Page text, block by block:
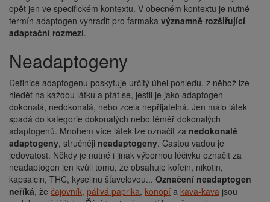
opět jen ve specifickém kontextu. V obecném kontextu je nutné
termín adaptogen vyhradit pro farmaka významně rozšiřující
adaptační rozmezí.
Neadaptogeny
Definice adaptogenu poskytuje určitý úhel pohledu, z něhož lze
hledět na každou látku a ptát se, jestli je jako adaptogen
dokonalá, nedokonalá, nebo zcela nepřijatelná. Jen málo látek
spadá do kategorie dokonalých nebo téměř dokonalých
adaptogenů. Mnohem více látek lze označit za nedokonalé
adaptogeny, stručněji neadaptogeny. Častou vadou je
jedovatost. Někdy je nutné i jinak výbornou léčivku označit za
neadaptogen jen kvůli tomu, že obsahuje kofein, nikotin,
kapsaicin, THC, kyselinu šťavelovou... Označení neadaptogen
neříká, že čajovník, pálivá paprika, konopí a kava-kava jsou